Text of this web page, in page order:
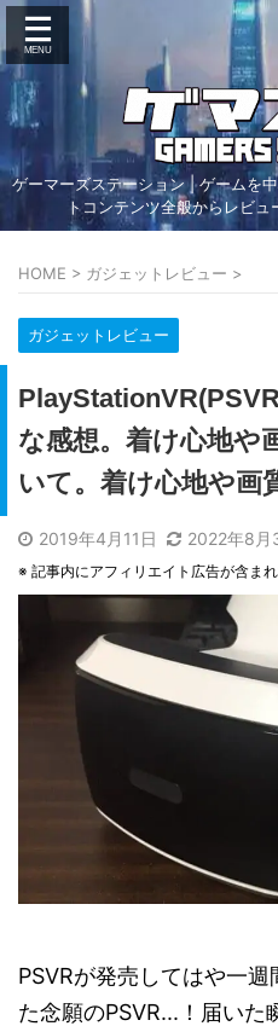
ゲーマーズステーション | ゲームを
トコンテンツ全般からレビ
HOME > ガジェットレビュー >
ガジェットレビュー
な感想。着け心地や
いて。着け心地や画
2019年4月11日 2022年8月
※ 記事内にアフィリエイト広告が含ま
PSVRが発売してはや一
た念願のPSVR...！届い